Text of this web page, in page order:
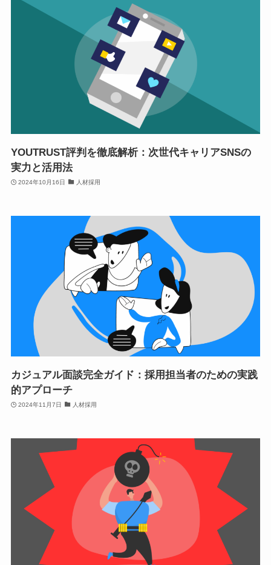
YOUTRUST評判を徹底解析：次世代キャリアSNSの
実力と活用法
2024年10月16日 人材採用
カジュアル面談完全ガイド：採用担当者のための実践
的アプローチ
2024年11月7日 人材採用